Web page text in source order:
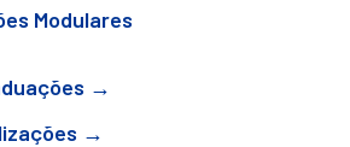
Modulares
→
→